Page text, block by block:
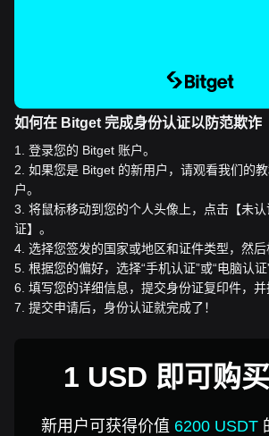
如何在 Bitget 完成身份认证以防范欺诈
1
登录您的 Bitget 账户。
2 如果您是 Bitget 的新用户，请观看我们的
户。
3 将鼠标移动到您的个人头像上，点击【未
证】。
4 选择您签发的国家或地区和证件类型，然后
5 根据您的偏好，选择“手机认证”或“电脑认证”
6 填写您的详细信息，提交身份证复印件，并
7 提交申请后，身份认证就完成了！
1 USD 即可购
tokenized stock
新用户可获得价值 6200 USDT